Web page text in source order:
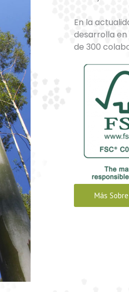
En la
desarrolla en
de 300
Más